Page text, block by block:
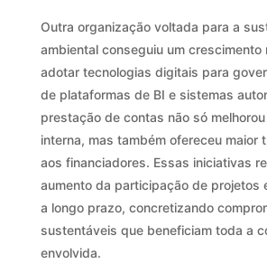
Outra organização voltada para a
ambiental conseguiu um crescimento
adotar tecnologias digitais para
de plataformas de BI e sistemas
prestação de contas não só
interna, mas também ofereceu maior
aos financiadores. Essas iniciativas
aumento da participação de projetos
a longo prazo, concretizando
sustentáveis que beneficiam toda a
envolvida.